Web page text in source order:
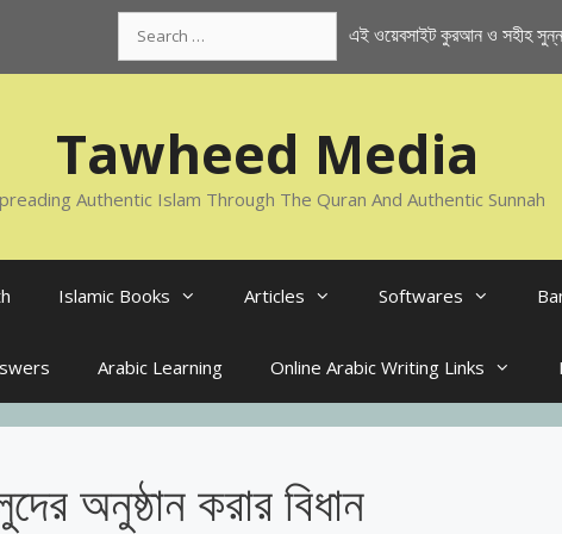
for:
এই ওয়েবসাইট কুরআন ও সহীহ
Tawheed Media
Authentic Islam Through The Quran And Authentic Sunnah
Islamic Books Articles Softwares
Arabic Learning Online Arabic Writing Links
অনুষ্ঠান করার বিধান